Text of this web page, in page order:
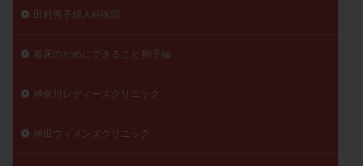
田村秀子婦人科医院
着床のためにできること 卵子編
神奈川レディースクリニック
神田ウィメンズクリニック